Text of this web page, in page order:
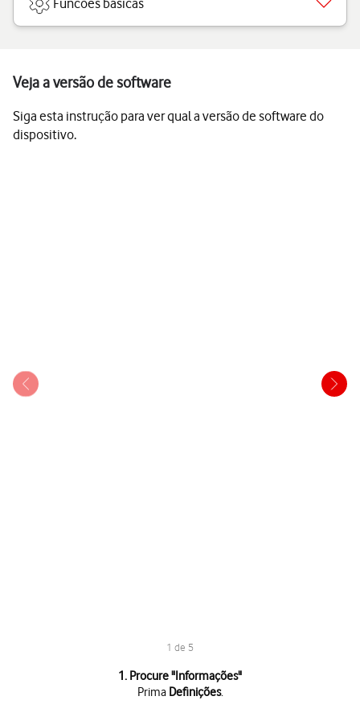
Funcões básicas
Veja a versão de software
Siga esta instrução para ver qual a versão de software do
dispositivo.
1 de 5
1. Procure "Informações"
Prima Definições.